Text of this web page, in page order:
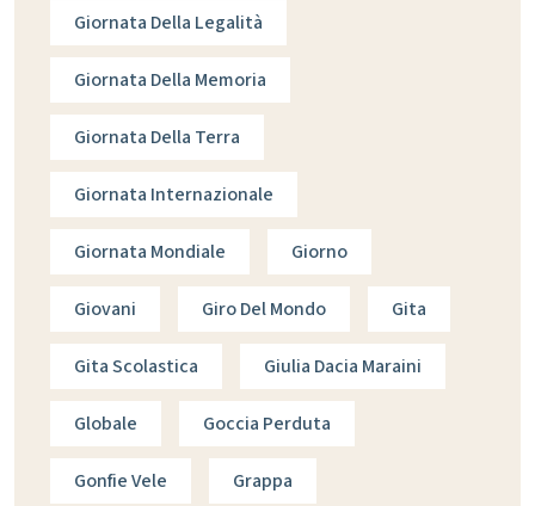
Giornata Della Legalità
Giornata Della Memoria
Giornata Della Terra
Giornata Internazionale
Giornata Mondiale Giorno
Giovani Giro Del Mondo Gita
Gita Scolastica Giulia Dacia Maraini
Globale Goccia Perduta
Gonfie Vele Grappa